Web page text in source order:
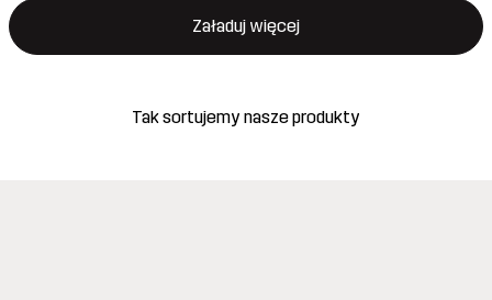
Załaduj więcej
Tak sortujemy nasze produkty